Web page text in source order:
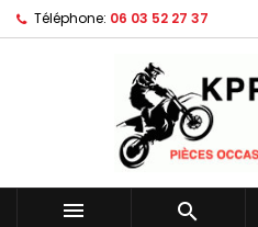
Téléphone: 06 03 52 27 37
 
Mes listes
Créer une nouvelle liste
Créer une liste
Nom de la liste d'envies
Annuler
Connexion
Vous devez être connecté
à votre liste d'envies.